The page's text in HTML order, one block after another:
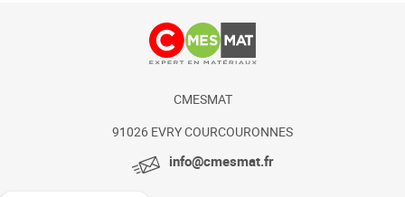
CMESMAT
91026 EVRY COURCOURONNES
info@cmesmat.fr